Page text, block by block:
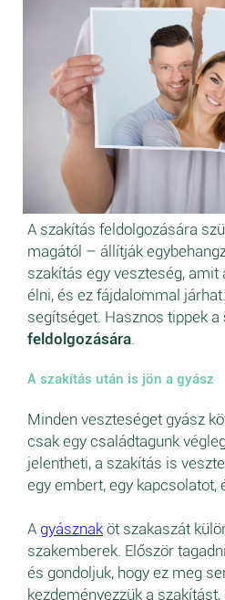
A szakítás feldolgozására
magától – állítják
szakítás egy veszteség, amit
élni, és ez fájdalommal
segítséget. Hasznos tippek a
feldolgozására.
A szakítás után is jön a gyász
Minden veszteséget gyász
csak egy családtagunk
jelentheti, a szakítás is
egy embert, egy kapcsolatot,
A gyásznak öt szakaszát
szakemberek. Először
és gondoljuk, hogy ez meg
kezdeményezzük a